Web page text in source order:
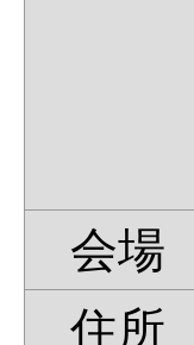
会場
住所